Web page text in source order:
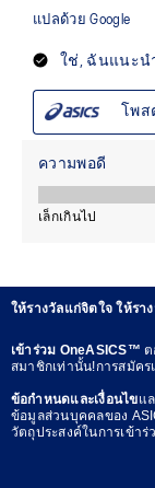
ให้รางวัลแก่จิตใจ ให้รา
เข้าร่วม OneASICS™ต
สมาชิกเท่านั้น!การสมัค
ข้อกำหนดและเงื่อนไขแ
ข้อมูลส่วนบุคคลของ
วัตถุประสงค์ในการเข้า